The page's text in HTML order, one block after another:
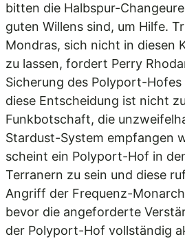
bitten die Halbspur-
guten Willens sind, um Hilfe.
Mondras, sich nicht in diesen
zu lassen, fordert Perry
Sicherung des Polyport-
diese Entscheidung ist nicht
Funkbotschaft, die
Stardust-System empfangen
scheint ein Polyport-Hof in
Terranern zu sein und diese
Angriff der Frequenz-
bevor die angeforderte
der Polyport-Hof vollständig